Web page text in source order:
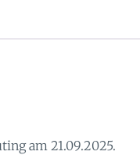
am 21.09.2025.